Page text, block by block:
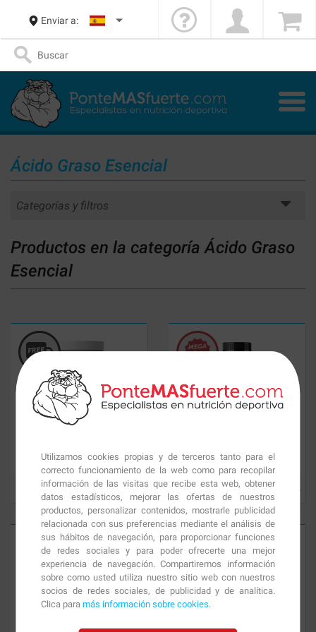
Utilizamos cookies propias y de terceros tanto para el
correcto funcionamiento de la web como para recopilar
información de las visitas que recibe esta web, obtener
datos estadísticos, mejorar las ofertas de nuestros
productos, personalizar contenidos, mostrarle publicidad
relacionada con sus preferencias mediante el análisis de
sus hábitos de navegación, para proporcionar funciones
de redes sociales y para poder ofrecerte una mejor
experiencia de navegación. Compartiremos información
sobre como usted utiliza nuestro sitio web con nuestros
socios de redes sociales, de publicidad y de analítica.
Clica paramás información sobre cookies.
Enviar a:
Ácido Graso Esencial
Categorías y filtros
Productos en la categoría Ácido Graso
Esencial
€
19.91